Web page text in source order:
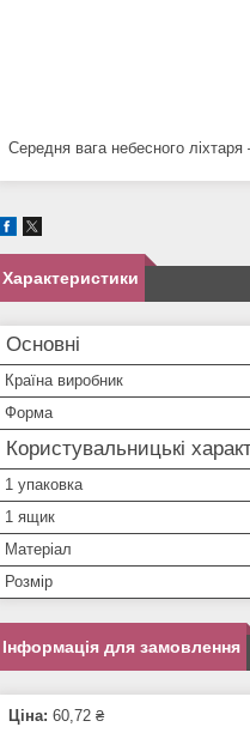
Середня вага небесного
Характеристики
Основні
Країна виробник
Форма
Користувальницькі
1 упаковка
1 ящик
Матеріал
Розмір
Інформація для замовлення
Ціна: 60,72 ₴